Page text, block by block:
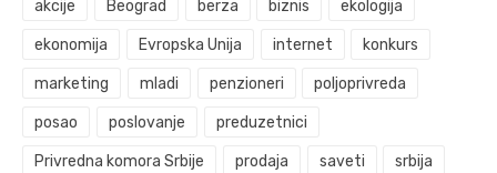
akcije Beograd berza biznis ekologija
ekonomija Evropska Unija internet konkurs
marketing mladi penzioneri poljoprivreda
posao poslovanje preduzetnici
Privredna komora Srbije prodaja saveti srbija